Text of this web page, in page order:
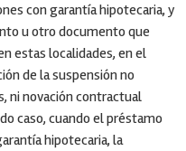
con garantía hipotecaria, y
u otro documento que
estas localidades, en el
de la suspensión no
ni novación contractual
caso, cuando el préstamo
hipotecaria, la